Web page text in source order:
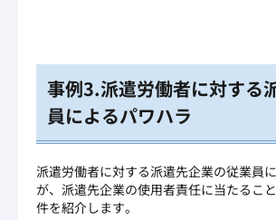
事例3.派遣労働者に対する
員によるパワハラ
派遣労働者に対する派遣先企業の従業員
が、派遣先企業の使用者責任に当たるこ
件を紹介します。